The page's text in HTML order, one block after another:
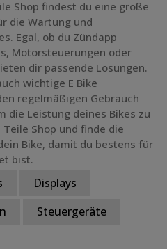
Shop findest du eine große
die Wartung und
Egal, ob du Zündapp
Motorsteuerungen oder
dir passende Lösungen.
wichtige E Bike
regelmäßigen Gebrauch
die Leistung deines Bikes zu
Shop und finde die
Bike, damit du bestens für
bist.
Displays
Steuergeräte